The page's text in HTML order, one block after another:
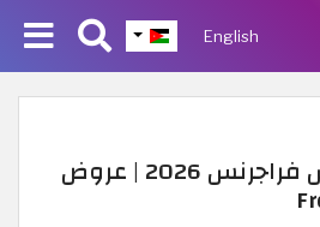
English
كود خصم فرنش فراجرنس 2026 | عروض